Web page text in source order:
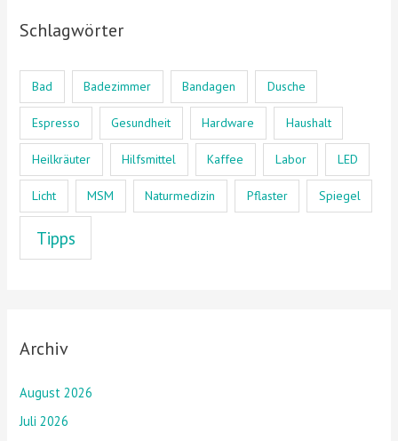
Schlagwörter
Bad Badezimmer Bandagen Dusche
Espresso Gesundheit Hardware Haushalt
Heilkräuter Hilfsmittel Kaffee Labor LED
Licht MSM Naturmedizin Pflaster Spiegel
Tipps
Archiv
August 2026
Juli 2026